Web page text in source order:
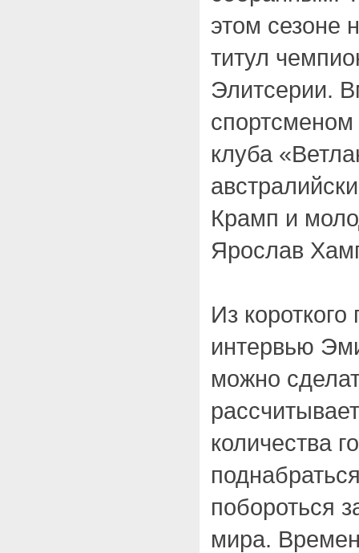
этом сезоне
титул
Элитсерии.
спортсменом
клуба
Крамп и
Ярослав
Из
интервью
можно
количества
побороться
мира.